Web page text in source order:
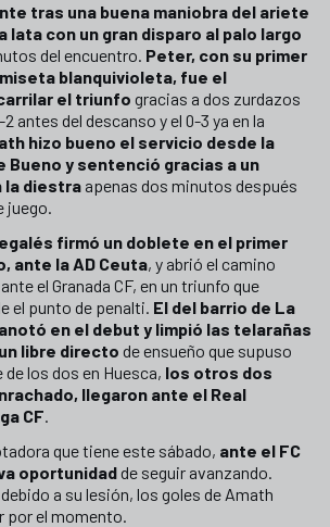
tras una buena maniobra del ariete
lata con un gran disparo al palo largo
del encuentro. Peter, con su primer
blanquivioleta, fue el
el triunfo gracias a dos zurdazos
antes del descanso y el 0-3 ya en la
hizo bueno el servicio desde la
Bueno y sentenció gracias a un
la diestra apenas dos minutos después
juego.
firmó un doblete en el primer
ante la AD Ceuta, y abrió el camino
el Granada CF, en un triunfo que
el punto de penalti. El del barrio de La
en el debut y limpió las telarañas
libre directo de ensueño que supuso
los dos en Huesca, los otros dos
llegaron ante el Real
CF.
que tiene este sábado, ante el FC
oportunidadde seguir avanzando.
a su lesión, los goles de Amath
por el momento.